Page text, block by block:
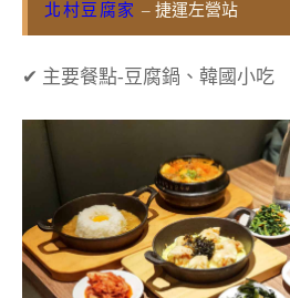
北村豆腐家 – 捷運左營站
✔ 主要餐點-豆腐鍋、韓國小吃